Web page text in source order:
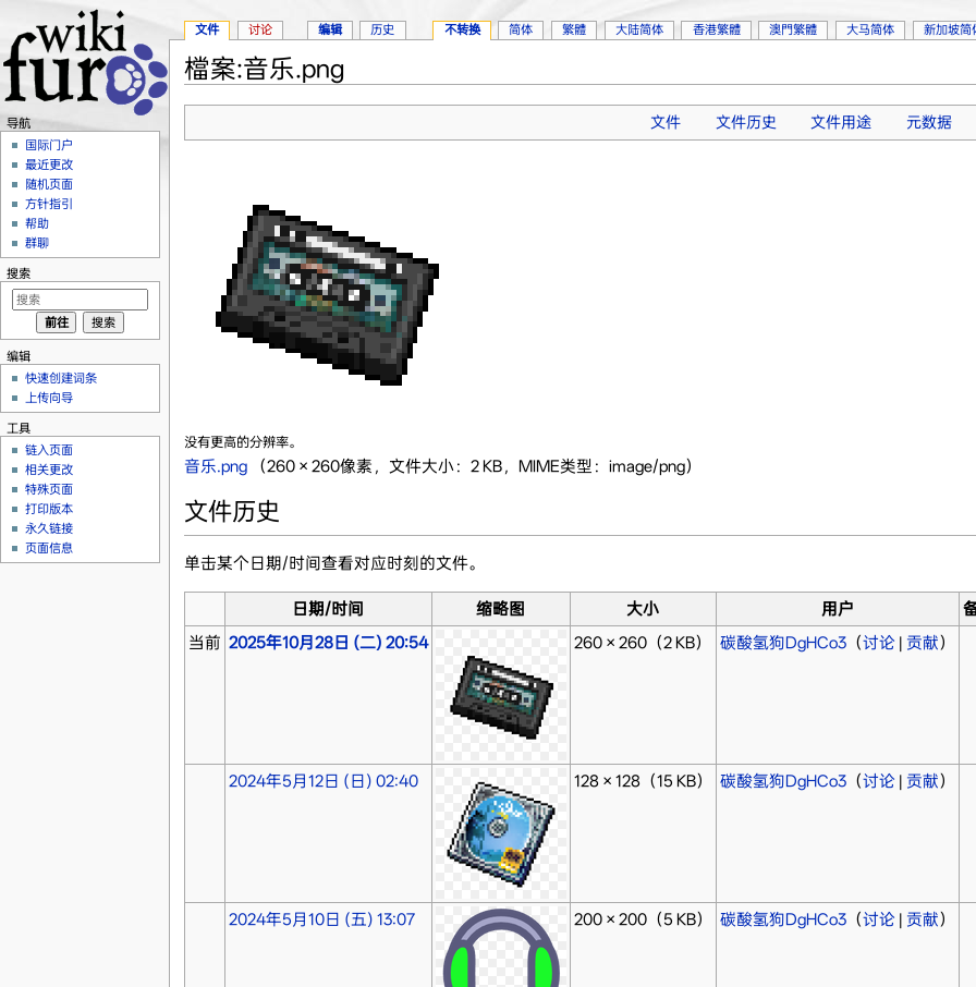
檔案:音乐.png
文件 文件历史 文件用途 元数据
没有更高的分辨率。
音乐.png‎ （260 × 260像素，文件大小：2 KB，MIME类型：image/png）
文件历史
单击某个日期/时间查看对应时刻的文件。
日期/时间 缩略图 大小 用户
当前 2025年10月28日 (二) 20:54 260 × 260（2 KB） 碳酸氢狗DgHCo3（讨论| 贡献）
2024年5月12日 (日) 02:40 128 × 128（15 KB） 碳酸氢狗DgHCo3（讨论| 贡献）
2024年5月10日 (五) 13:07 200 × 200（5 KB） 碳酸氢狗DgHCo3（讨论| 贡献）
文件 讨论 编辑 历史 不转换 简体 繁體 大陆简体 香港繁體 澳門繁體 大马简体 新加坡简
导航
国际门户
最近更改
随机页面
方针指引
帮助
群聊
搜索
编辑
快速创建词条
上传向导
工具
链入页面
相关更改
特殊页面
打印版本
永久链接
页面信息